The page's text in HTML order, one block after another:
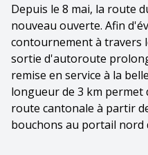
Depuis le 8 mai, la route
nouveau ouverte. Afin
contournement à travers
sortie d'autoroute
remise en service à la
longueur de 3 km
route cantonale à partir
bouchons au portail nord